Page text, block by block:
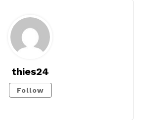
thies24
Follow